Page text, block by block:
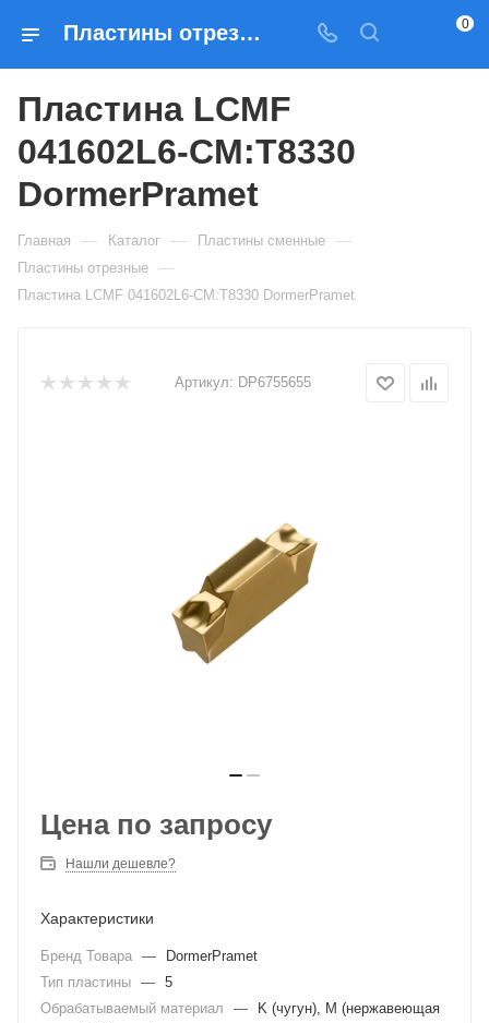
Пластины отрезные Пластина LCMF 041602L6-CM:T8330 DormerPramet — купить по выгодным ценам в Москве 0
Пластина LCMF
041602L6-CM:T8330
DormerPramet
Главная — Каталог — Пластины сменные —
Пластины отрезные —
Пластина LCMF 041602L6-CM:T8330 DormerPramet
Артикул: DP6755655
Цена по запросу
Нашли дешевле?
Характеристики
Бренд Товара —
DormerPramet
Тип пластины — 5
Обрабатываемый материал
—
K (чугун), M (нержавеющая